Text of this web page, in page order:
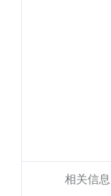
相关信息